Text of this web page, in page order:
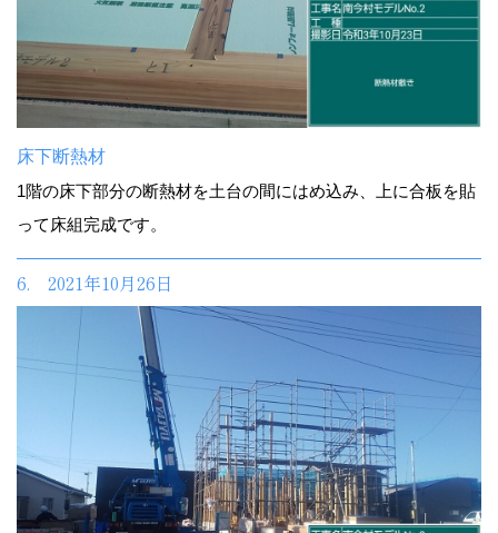
床下断熱材
1階の床下部分の断熱材を土台の間にはめ込み、上に合板を貼
って床組完成です。
6. 2021年10月26日